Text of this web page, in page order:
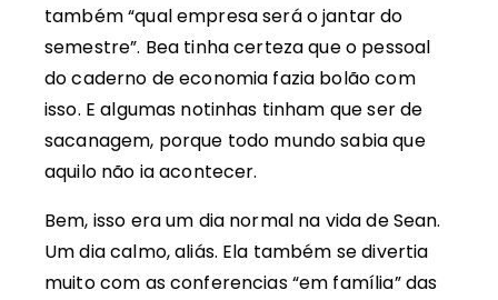
também “qual empresa será o jantar do
semestre”. Bea tinha certeza que o pessoal
do caderno de economia fazia bolão com
isso. E algumas notinhas tinham que ser de
sacanagem, porque todo mundo sabia que
aquilo não ia acontecer.
Bem, isso era um dia normal na vida de Sean.
Um dia calmo, aliás. Ela também se divertia
muito com as conferencias “em família” das